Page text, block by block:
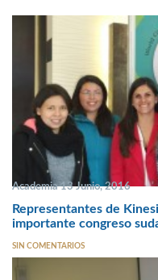
Academia 13 Junio, 2016
Representantes de
importante congreso
SIN COMENTARIOS